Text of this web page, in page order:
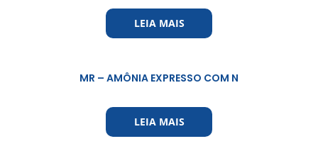
LEIA MAIS
MR – AMÔNIA EXPRESSO COM N
LEIA MAIS